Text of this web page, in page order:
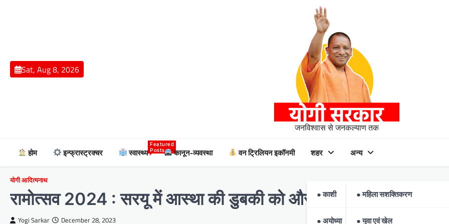
Sat, Aug 8, 2026
जनविश्वास से जनकल्याण तक
होम इन्फ्रास्ट्रक्चर स्वास्थ्य
Featured
Posts कानून-व्यवस्था वन ट्रिलियन इकॉनमी शहर
● काशी
● अयोध्या
अन्य
● महिला सशक्तिकरण
● युवा एवं खेल
योगी आदित्यनाथ
रामोत्सव 2024 : सरयू में आस्था की डुबकी को और सुरक्षित बना रही योगी
Yogi Sarkar December 28, 2023